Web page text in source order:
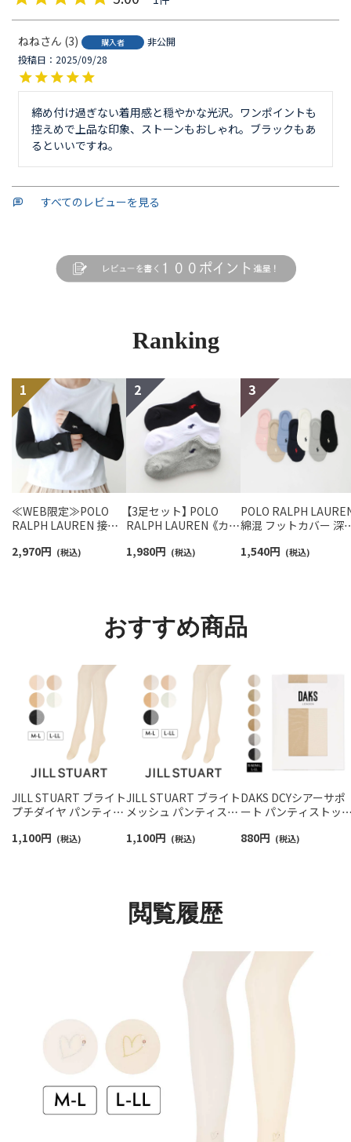
ねね 3 購入者
非公開
投稿日
2025/09/28
締め付け過ぎない着用感と穏やかな光沢。ワンポイントも
控えめで上品な印象、ストーンもおしゃれ。ブラックもあ
るといいですね。
すべてのレビューを見る
Ranking
≪WEB限定≫POLO
RALPH LAUREN 接触
ームカバー ＆ レッグウ
2,970円 (税込)
【3足セット】 POLO
RALPH LAUREN 《カラ
ーチサポート ワンポイ
1,980円 (税込)
POLO RALPH
綿混 フットカバー 深
カバーソックス レデ
1,540円 (税込)
おすすめ商品
JILL STUART ブライト
プチダイヤ パンティス
ー レディース 日本製
1,100円 (税込)
JILL STUART ブライト
メッシュ パンティスト
レディース 日本製
1,100円 (税込)
DAKS DCYシアーサポ
ート パンティストッ
加工 ウエストゆった
880円 (税込)
閲覧履歴